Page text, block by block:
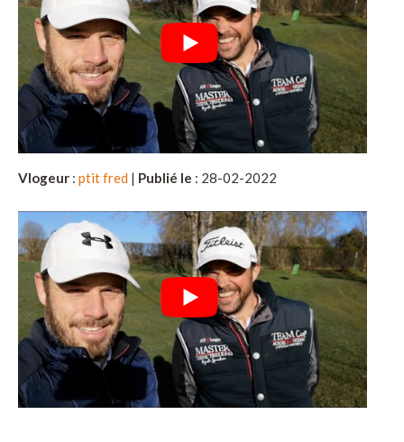
Vlogeur : ptit fred | Publié le : 28-02-2022